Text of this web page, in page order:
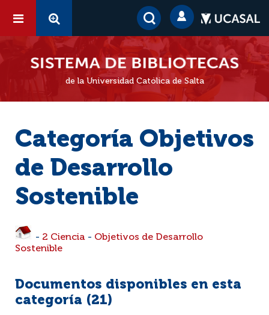
de la Universidad Católica de Salta
Categoría Objetivos
de Desarrollo
Sostenible
- 2 Ciencia - Objetivos de Desarrollo
Sostenible
Documentos disponibles en esta
categoría (21)